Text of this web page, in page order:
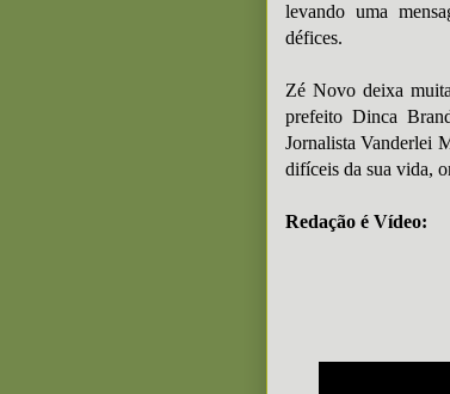
levando uma
défices.
Zé Novo deixa
prefeito Dinca
Jornalista Vanderlei
difíceis da sua vida,
Redação é Vídeo: